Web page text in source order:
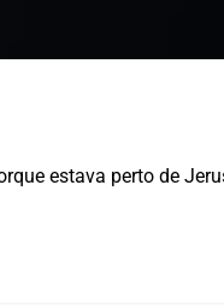
estava perto de